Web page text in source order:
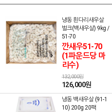
냉동 흰다리새우살
벌크(백새우살) 9kg /
51-70
깐새우51-70
(1파운드당 마
리수)
132,000원
126,000원
냉동 백새우살 (91-1
10) 200g 20팩